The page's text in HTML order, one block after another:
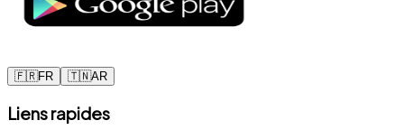
🇫🇷FR 🇹🇳AR
Liens rapides